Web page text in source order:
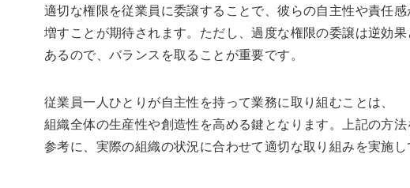
適切な権限を従業員に委譲することで、彼らの自主性や責任感
増すことが期待されます。ただし、過度な権限の委譲は逆効
あるので、バランスを取ることが重要です。
従業員一人ひとりが自主性を持って業務に取り組むことは、
組織全体の生産性や創造性を高める鍵となります。上記の方法
参考に、実際の組織の状況に合わせて適切な取り組みを実施し